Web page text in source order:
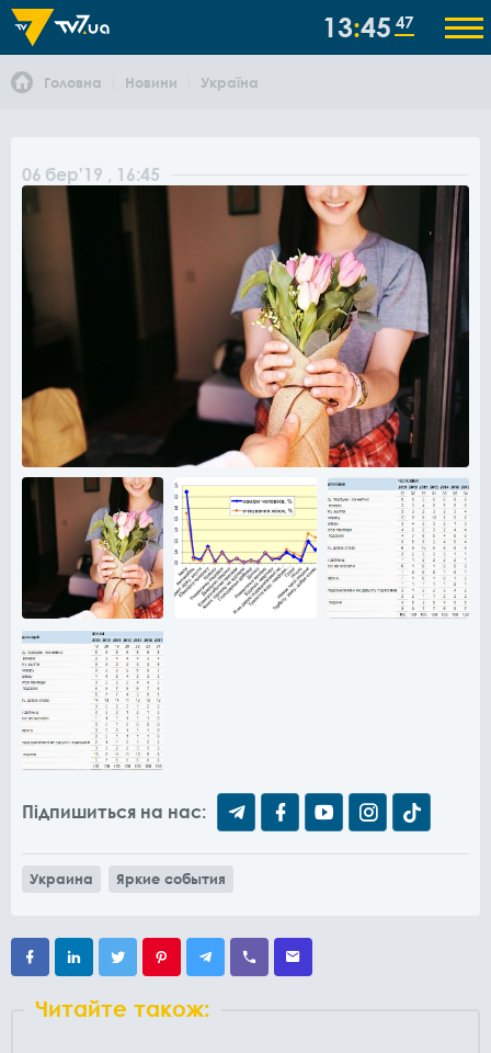
13 45 47
Головна Новини Україна
06 бер'19 , 16:45
Підпишиться на нас:
Украина Яркие события
Читайте також: